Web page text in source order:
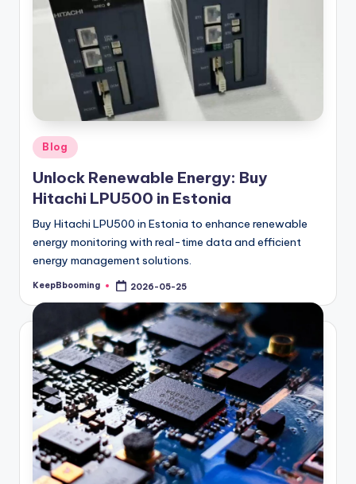
Posted
in
Blog
Unlock Renewable Energy: Buy
Hitachi LPU500 in Estonia
Buy Hitachi LPU500 in Estonia to enhance renewable
energy monitoring with real-time data and efficient
energy management solutions.
Posted
KeepBbooming 2026-05-25